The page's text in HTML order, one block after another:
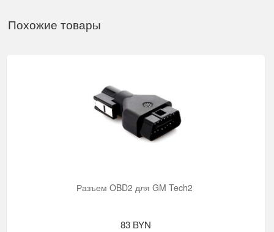
Похожие товары
Разъем OBD2 для GM Tech2
83 BYN